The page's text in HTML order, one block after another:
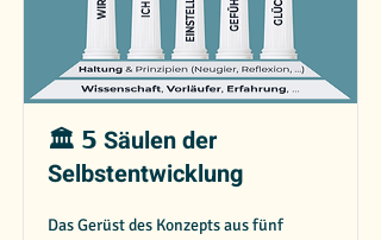
🏛️ 𝟱 Säulen der
Selbstentwicklung
Das Gerüst des Konzepts aus fünf